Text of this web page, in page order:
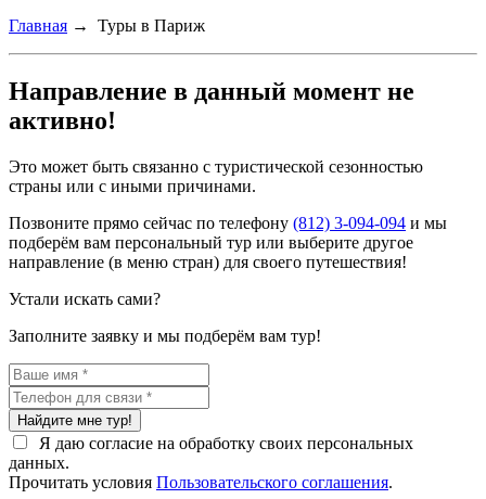
Главная → Туры в Париж
Направление в данный момент не
активно!
Это может быть связанно с туристической сезонностью
страны или с иными причинами.
Позвоните прямо сейчас по телефону (812) 3-094-094 и мы
подберём вам персональный тур или выберите другое
направление (в меню стран) для своего путешествия!
Устали искать сами?
Заполните заявку и мы подберём вам тур!
Найдите мне тур!
Я даю согласие на обработку своих персональных
данных.
Прочитать условия Пользовательского соглашения.